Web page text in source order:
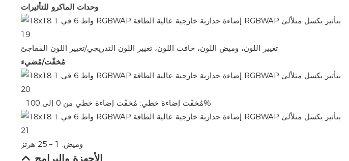
وحدات الماكرو للتأثيرات
تغيير اللون، وميض اللون، خافت اللون، تغيير اللون التدريجي/تغيير اللون المفاجئ
مُخفّت/مُضيء
مُخفّت إضاءة خطي: ​​مُخفّت إضاءة خطي من 0 إلى 100%
وميض: 1 – 25 هرتز